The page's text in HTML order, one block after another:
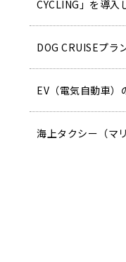
CYCLING」を導入
DOG CRUISEプラ
EV（電気自動車）
海上タクシー（マ